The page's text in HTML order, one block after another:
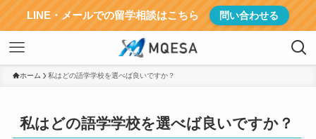
LINE・メールでの留学相談はこちら 問い合わせる
ホーム 私はどの語学学校を選べば良いですか？
私はどの語学学校を選べば良いですか？